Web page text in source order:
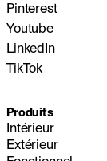
Pinterest
Youtube
LinkedIn
TikTok
Produits
Intérieur
Extérieur